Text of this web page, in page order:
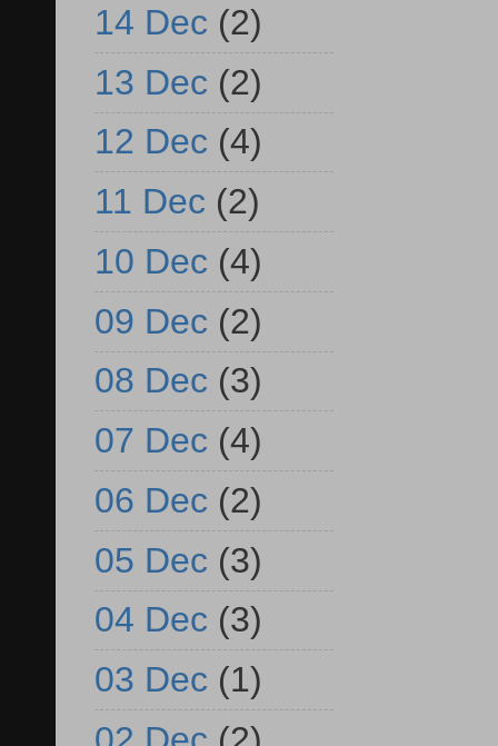
14 Dec (2)
13 Dec (2)
12 Dec (4)
11 Dec (2)
10 Dec (4)
09 Dec (2)
08 Dec (3)
07 Dec (4)
06 Dec (2)
05 Dec (3)
04 Dec (3)
03 Dec (1)